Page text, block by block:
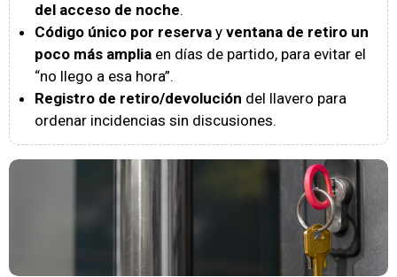
del acceso de noche.
Código único por reserva y ventana de retiro un
poco más amplia en días de partido, para evitar el
“no llego a esa hora”.
Registro de retiro/devolución del llavero para
ordenar incidencias sin discusiones.